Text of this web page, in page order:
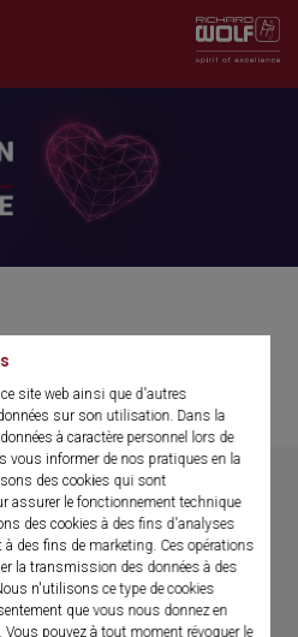
site web ainsi que d'autres
sur son utilisation. Dans la
à caractère personnel lors de
vous informer de nos pratiques en la
des cookies qui sont
assurer le fonctionnement technique
des cookies à des fins d'analyses
des fins de marketing. Ces opérations
la transmission des données à des
n'utilisons ce type de cookies
que vous nous donnez en
pouvez à tout moment révoquer le
browser is set to English. Do you
Confirm
Wolf GmbH
for change
sommes-nous
accompli ?